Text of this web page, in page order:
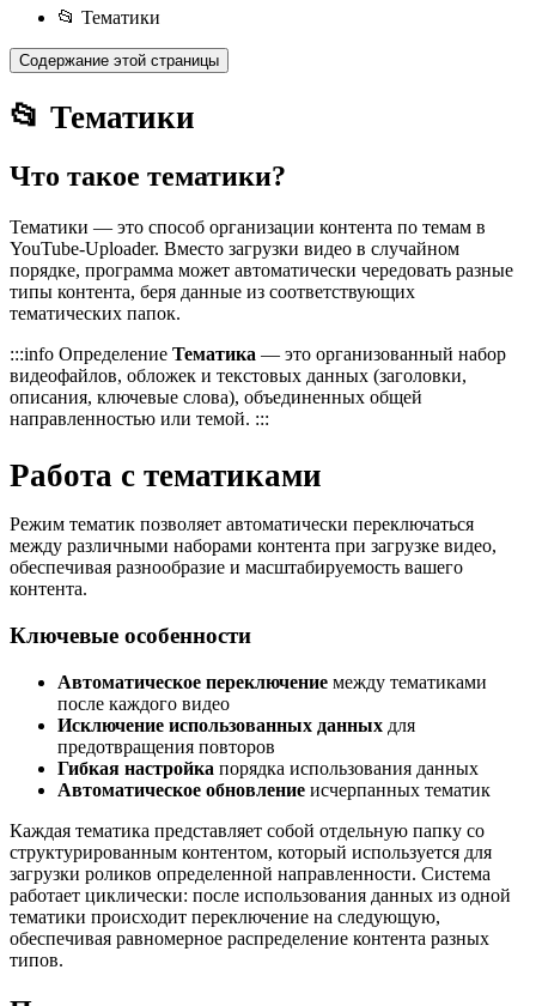
📂 Тематики
Содержание этой страницы
📂 Тематики
Что такое тематики?
Тематики — это способ организации контента по темам в
YouTube-Uploader. Вместо загрузки видео в случайном
порядке, программа может автоматически чередовать разные
типы контента, беря данные из соответствующих
тематических папок.
:::info Определение Тематика — это организованный набор
видеофайлов, обложек и текстовых данных (заголовки,
описания, ключевые слова), объединенных общей
направленностью или темой. :::
Работа с тематиками
Режим тематик позволяет автоматически переключаться
между различными наборами контента при загрузке видео,
обеспечивая разнообразие и масштабируемость вашего
контента.
Ключевые особенности
Автоматическое переключение между тематиками
после каждого видео
Исключение использованных данных для
предотвращения повторов
Гибкая настройка порядка использования данных
Автоматическое обновление исчерпанных тематик
Каждая тематика представляет собой отдельную папку со
структурированным контентом, который используется для
загрузки роликов определенной направленности. Система
работает циклически: после использования данных из одной
тематики происходит переключение на следующую,
обеспечивая равномерное распределение контента разных
типов.